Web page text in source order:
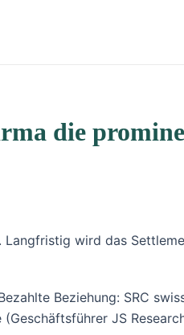
die
wird das
Beziehung: SRC
JS